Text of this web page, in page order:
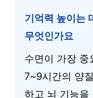
기억력 높이는
무엇인가요
수면이 가장 중
7~9시간의 양
하고 뇌 기능을